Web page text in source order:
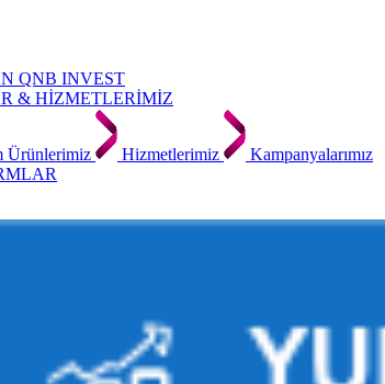
QNB INVEST
& HİZMETLERİMİZ
Ürünlerimiz Hizmetlerimiz
Kampanyalarımız